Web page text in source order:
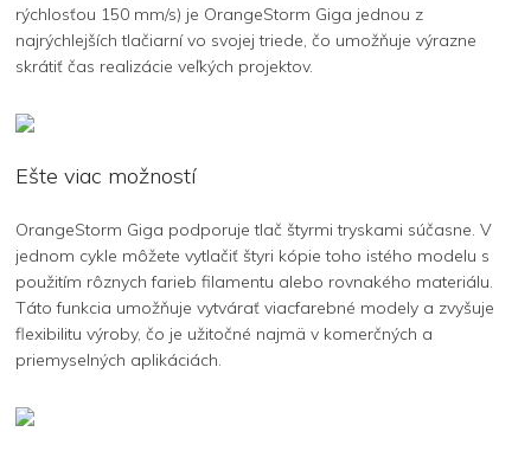
rýchlosťou 150 mm/s) je OrangeStorm Giga jednou z
najrýchlejších tlačiarní vo svojej triede, čo umožňuje výrazne
skrátiť čas realizácie veľkých projektov.
Ešte viac možností
OrangeStorm Giga podporuje tlač štyrmi tryskami súčasne. V
jednom cykle môžete vytlačiť štyri kópie toho istého modelu s
použitím rôznych farieb filamentu alebo rovnakého materiálu.
Táto funkcia umožňuje vytvárať viacfarebné modely a zvyšuje
flexibilitu výroby, čo je užitočné najmä v komerčných a
priemyselných aplikáciách.